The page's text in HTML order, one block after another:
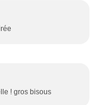
! gros bisous